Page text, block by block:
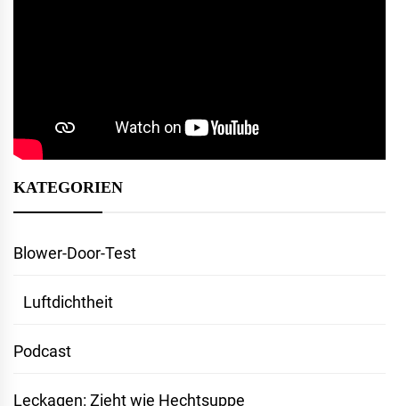
KATEGORIEN
Blower-Door-Test
Luftdichtheit
Podcast
Leckagen: Zieht wie Hechtsuppe